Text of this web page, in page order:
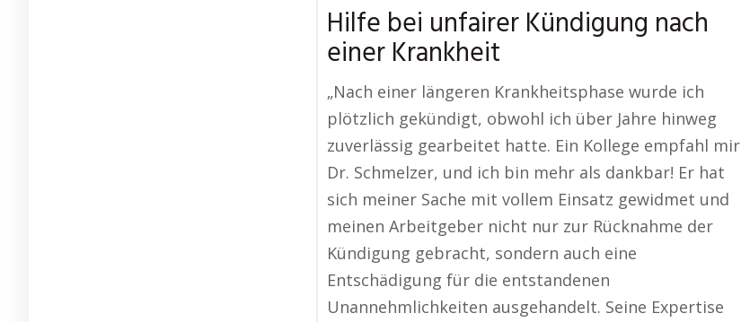
Hilfe bei unfairer Kündigung nach
einer Krankheit
„Nach einer längeren Krankheitsphase wurde ich
plötzlich gekündigt, obwohl ich über Jahre hinweg
zuverlässig gearbeitet hatte. Ein Kollege empfahl mir
Dr. Schmelzer, und ich bin mehr als dankbar! Er hat
sich meiner Sache mit vollem Einsatz gewidmet und
meinen Arbeitgeber nicht nur zur Rücknahme der
Kündigung gebracht, sondern auch eine
Entschädigung für die entstandenen
Unannehmlichkeiten ausgehandelt. Seine Expertise